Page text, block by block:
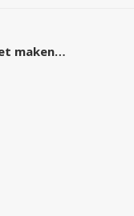
maken…